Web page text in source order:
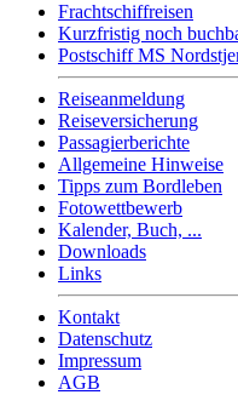
Frachtschiffreisen
Kurzfristig noch
Postschiff MS
Reiseanmeldung
Reiseversicherung
Passagierberichte
Allgemeine Hinweise
Tipps zum Bordleben
Fotowettbewerb
Kalender, Buch, ...
Downloads
Links
Kontakt
Datenschutz
Impressum
AGB